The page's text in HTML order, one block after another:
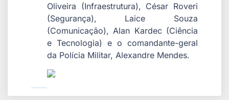
Oliveira (Infraestrutura), César Roveri
(Segurança), Laice Souza
(Comunicação), Alan Kardec (Ciência
e Tecnologia) e o comandante-geral
da Polícia Militar, Alexandre Mendes.